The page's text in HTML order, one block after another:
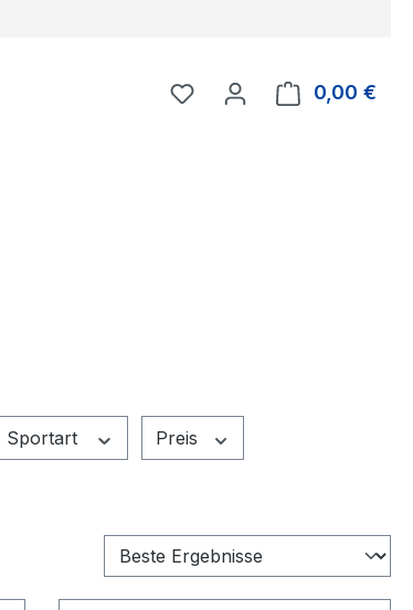
Du hast 0 Produkte auf
0,00 €
Sportart Preis